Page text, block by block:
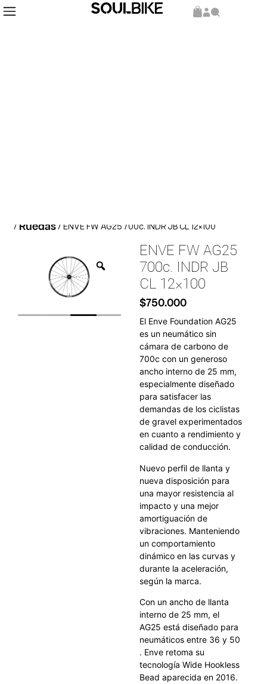
/ Ruedas / ENVE FW AG25 700c. INDR JB CL 12×100
ENVE FW AG25
700c. INDR JB
CL 12×100
$750.000
El Enve Foundation AG25
es un neumático sin
cámara de carbono de
700c con un generoso
ancho interno de 25 mm,
especialmente diseñado
para satisfacer las
demandas de los ciclistas
de gravel experimentados
en cuanto a rendimiento y
calidad de conducción.
Nuevo perfil de llanta y
nueva disposición para
una mayor resistencia al
impacto y una mejor
amortiguación de
vibraciones. Manteniendo
un comportamiento
dinámico en las curvas y
durante la aceleración,
según la marca.
Con un ancho de llanta
interno de 25 mm, el
AG25 está diseñado para
neumáticos entre 36 y 50
. Enve retoma su
tecnología Wide Hookless
Bead aparecida en 2016.